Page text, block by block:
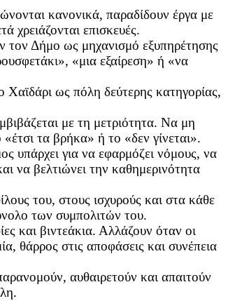
κανονικά, παραδίδουν έργα με
χρειάζονται επισκευές.
τον Δήμο ως μηχανισμό εξυπηρέτησης
«μια εξαίρεση» ή «να
Χαϊδάρι ως πόλη δεύτερης κατηγορίας,
με τη μετριότητα. Να μη
τα βρήκα» ή το «δεν γίνεται».
υπάρχει για να εφαρμόζει νόμους, να
να βελτιώνει την καθημερινότητα
του, στους ισχυρούς και στα κάθε
των συμπολιτών του.
και βιντεάκια. Αλλάζουν όταν οι
θάρρος στις αποφάσεις και συνέπεια
αυθαιρετούν και απαιτούν